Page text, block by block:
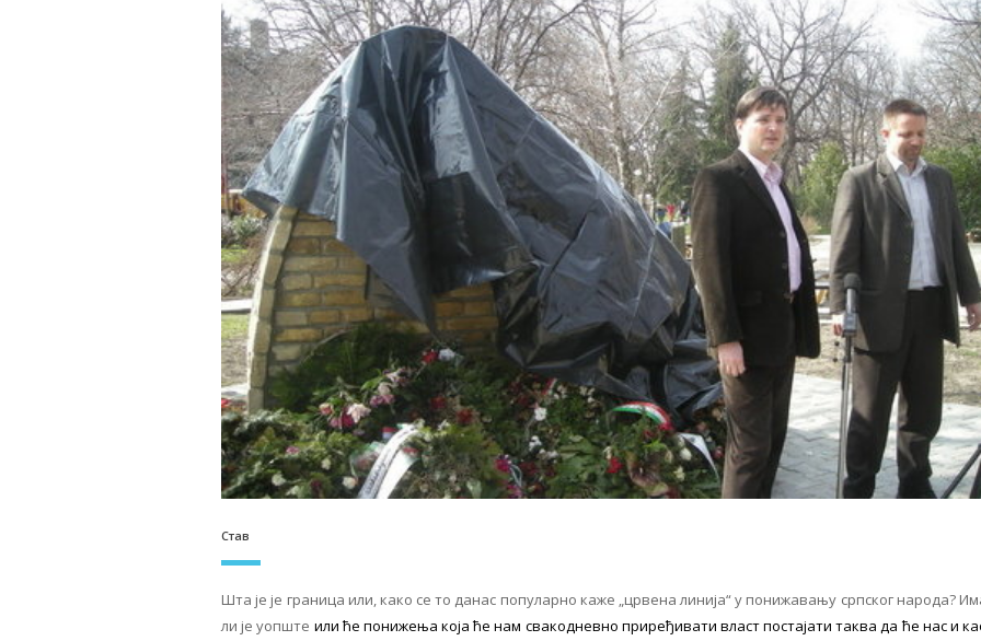
Став
Шта је је граница или, како се то данас популарно каже „црвена линија“ у понижавању српског народа?
ли је уопште или ће понижења која ће нам свакодневно приређивати власт постајати таква да ће нас и